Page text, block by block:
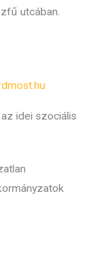
utcában.
idei szociális